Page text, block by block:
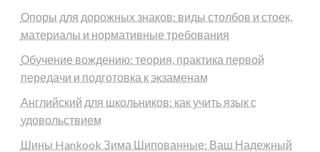
Опоры для дорожных знаков: виды столбов и стоек,
материалы и нормативные требования
Обучение вождению: теория, практика первой
передачи и подготовка к экзаменам
Английский для школьников: как учить язык с
удовольствием
Шины Hankook Зима Шипованные: Ваш Надежный